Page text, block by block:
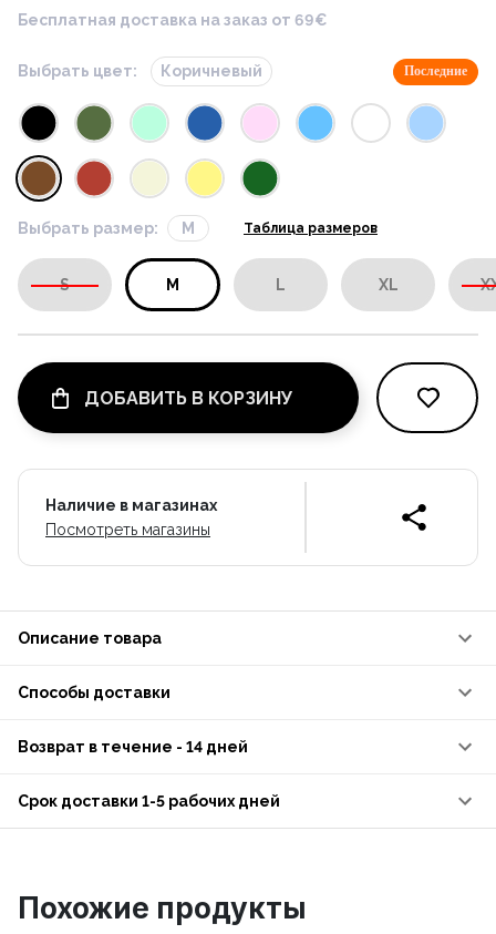
Бесплатная доставка на заказ от 69€
Выбрать цвет: Коричневый Последние
Выбрать размер: M Таблица размеров
S M L XL
ДОБАВИТЬ В КОРЗИНУ
Наличие в магазинах
Посмотреть магазины
Описание товара
Способы доставки
Возврат в течение - 14 дней
Срок доставки 1-5 рабочих дней
Похожие продукты